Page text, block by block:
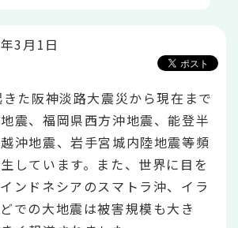
3月1日
た阪神淡路大震災から現在まで
震、福岡県西方沖地震、能登半
沖地震、岩手宮城内陸地震等頻
しています。また、世界に目を
ンドネシアのスマトラ沖、イラ
での大地震は被害規模も大き